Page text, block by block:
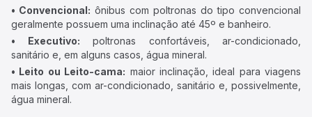
• Convencional: ônibus com poltronas do tipo convencional
geralmente possuem uma inclinação até 45º e banheiro.
• Executivo: poltronas confortáveis, ar-condicionado,
sanitário e, em alguns casos, água mineral.
• Leito ou Leito-cama: maior inclinação, ideal para viagens
mais longas, com ar-condicionado, sanitário e, possivelmente,
água mineral.